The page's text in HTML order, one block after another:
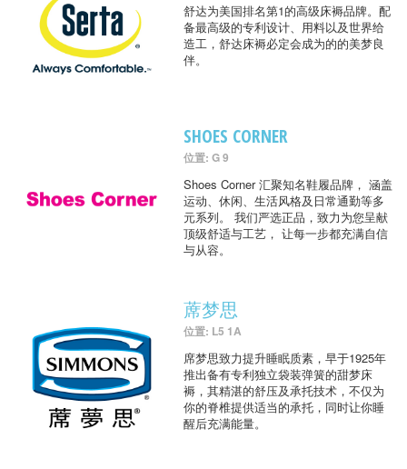
舒达为美国排名第1的高级床褥品牌。配
备最高级的专利设计、用料以及世界给
造工，舒达床褥必定会成为的的美梦良
伴。
SHOES CORNER
位置: G 9
Shoes Corner 汇聚知名鞋履品牌， 涵盖
运动、休闲、生活风格及日常通勤等多
元系列。 我们严选正品，致力为您呈献
顶级舒适与工艺， 让每一步都充满自信
与从容。
蓆梦思
位置: L5 1A
席梦思致力提升睡眠质素，早于1925年
推出备有专利独立袋装弹簧的甜梦床
褥，其精湛的舒压及承托技术，不仅为
你的脊椎提供适当的承托，同时让你睡
醒后充满能量。